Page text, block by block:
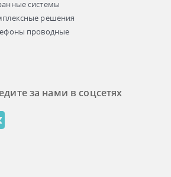
системы
решения
проводные
за нами в соцсетях